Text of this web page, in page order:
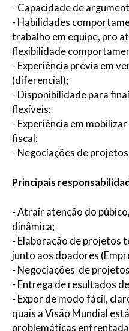
- Capacidade de
- Habilidades
trabalho em equipe, pro
flexibilidade
- Experiência prévia em
(diferencial);
- Disponibilidade para
flexíveis;
- Experiência em
fiscal;
- Negociações de
Principais
- Atrair atenção do
dinâmica;
- Elaboração de projetos
junto aos doadores
- Negociações de
- Entrega de resultados
- Expor de modo fácil,
quais a Visão Mundial
problemáticas